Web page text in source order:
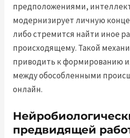
предположениями,
модернизирует личную
либо стремится найти иное
происходящему. Такой
приводить к формированию
между обособленными
онлайн.
предвидящей